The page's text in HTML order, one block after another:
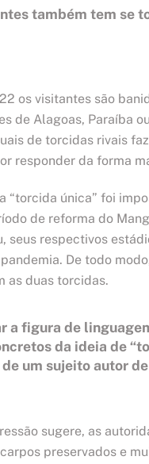
também tem se
os visitantes são
de Alagoas, Paraíba
de torcidas rivais
responder da forma
“torcida única” foi
de reforma do
seus respectivos
De todo
as duas torcidas.
a figura de
da ideia de
de um sujeito autor
sugere, as
preservados e